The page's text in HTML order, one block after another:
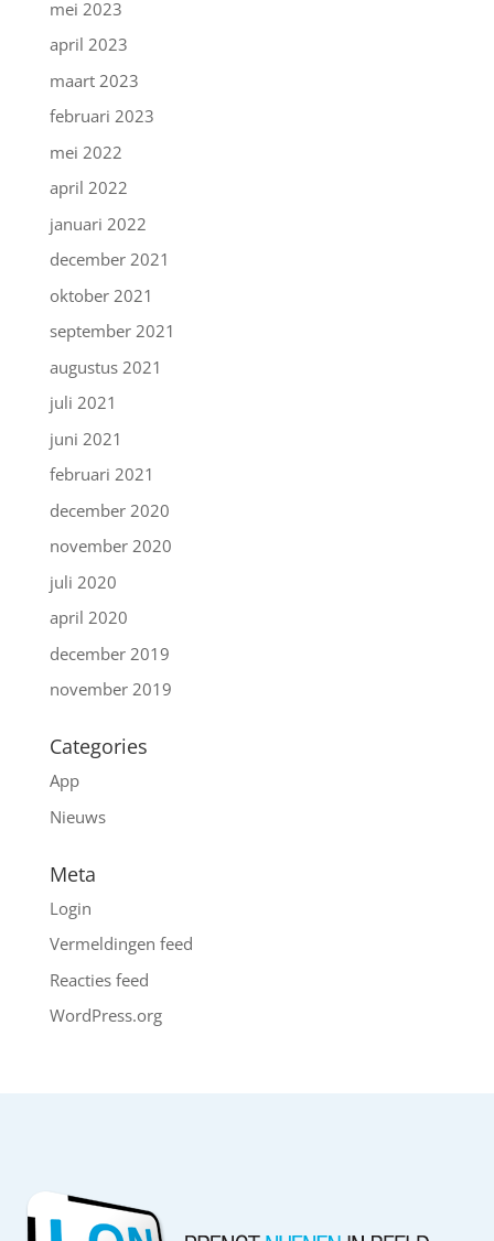
mei 2023
april 2023
maart 2023
februari 2023
mei 2022
april 2022
januari 2022
december 2021
oktober 2021
september 2021
augustus 2021
juli 2021
juni 2021
februari 2021
december 2020
november 2020
juli 2020
april 2020
december 2019
november 2019
Categories
App
Nieuws
Meta
Login
Vermeldingen feed
Reacties feed
WordPress.org